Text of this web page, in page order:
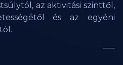
az aktivitási szinttől,
és az egyéni